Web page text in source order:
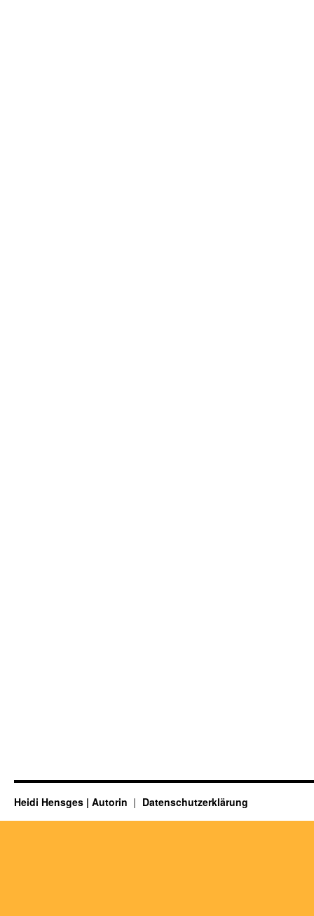
Heidi Hensges | Autorin Datenschutzerklärung